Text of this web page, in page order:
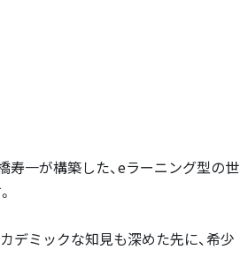
寿一が構築した、eラーニング型の世
デミックな知見も深めた先に、希少